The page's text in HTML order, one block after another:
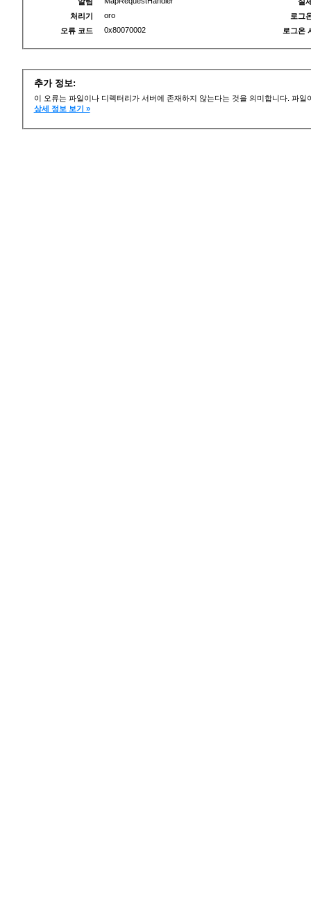
처리기
oro
오류 코드
0x80070002
로그
로그온
추가 정보:
이 오류는 파일이나 디렉터리가 서버에 존재하지 않는다는 것을 의미합니다. 파
상세 정보 보기 »